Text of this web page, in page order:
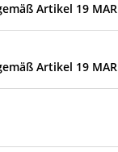
Artikel 19 MAR
Artikel 19 MAR